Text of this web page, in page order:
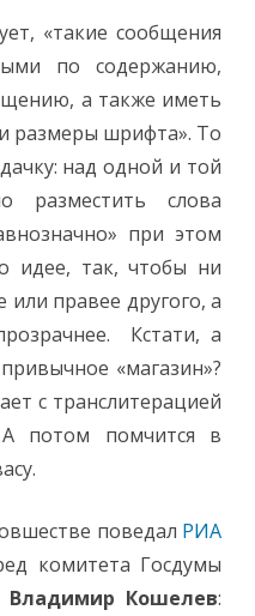
«такие сообщения
по содержанию,
а также иметь
размеры шрифта». То
над одной и той
слова
при этом
идее, так, чтобы ни
правее другого, а
Кстати, а
«магазин»?
с транслитерацией
А потом помчится в
поведал РИА
комитета Госдумы
Владимир Кошелев: